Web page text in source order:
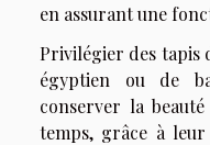
en assurant une
Privilégier des tapis
égyptien ou de
conserver la
temps, grâce à